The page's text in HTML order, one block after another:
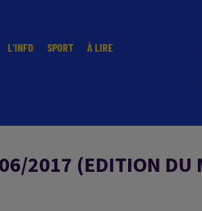
L'INFO SPORT À LIRE
2017 (EDITION DU